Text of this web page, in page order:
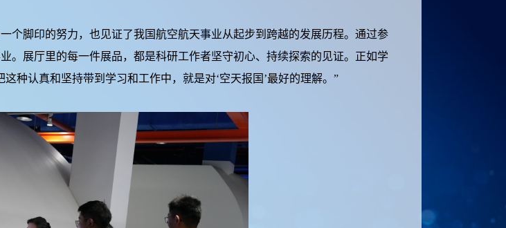
脚印的努力，也见证了我国航空航天事业从起步到跨越的发展历程。通过参
。展厅里的每一件展品，都是科研工作者坚守初心、持续探索的见证。正如学
种认真和坚持带到学习和工作中，就是对‘空天报国’最好的理解。”